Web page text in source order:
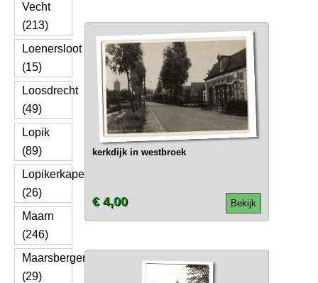
Vecht
(213)
Loenersloot
(15)
Loosdrecht
(49)
Lopik
(89)
Lopikerkapel
(26)
Maarn
(246)
Maarsbergen
(29)
kerkdijk in westbroek
Bekijk
€ 4,00